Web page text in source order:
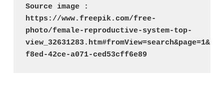
Source image :
https://www.freepik.com/free-
photo/female-reproductive-system-top-
f8ed-42ce-a071-ced53cff6e89